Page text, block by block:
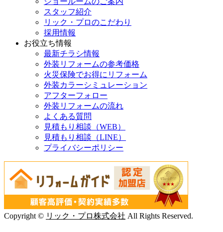
スタッフ紹介
リック・プロのこだわり
採用情報
お役立ち情報
最新チラシ情報
外装リフォームの参考価格
火災保険でお得にリフォーム
外装カラーシミュレーション
アフターフォロー
外装リフォームの流れ
よくある質問
見積もり相談（WEB）
見積もり相談（LINE）
プライバシーポリシー
Copyright © リック・プロ株式会社 All Rights Reserved.